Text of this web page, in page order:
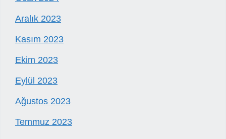
Aralık 2023
Kasım 2023
Ekim 2023
Eylül 2023
Ağustos 2023
Temmuz 2023